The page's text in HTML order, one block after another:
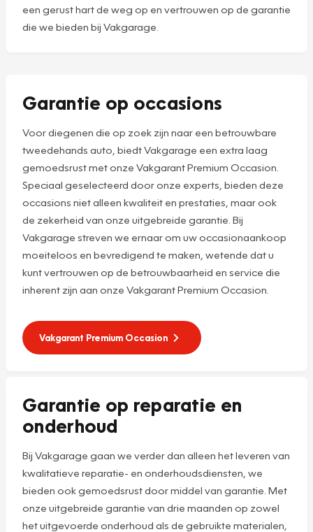
een gerust hart de weg op en vertrouwen op de garantie
die we bieden bij Vakgarage.
Garantie op occasions
Voor diegenen die op zoek zijn naar een betrouwbare
tweedehands auto, biedt Vakgarage een extra laag
gemoedsrust met onze Vakgarant Premium Occasion.
Speciaal geselecteerd door onze experts, bieden deze
occasions niet alleen kwaliteit en prestaties, maar ook
de zekerheid van onze uitgebreide garantie. Bij
Vakgarage streven we ernaar om uw occasionaankoop
moeiteloos en bevredigend te maken, wetende dat u
kunt vertrouwen op de betrouwbaarheid en service die
inherent zijn aan onze Vakgarant Premium Occasion.
Vakgarant Premium Occasion
Garantie op reparatie en
onderhoud
Bij Vakgarage gaan we verder dan alleen het leveren van
kwalitatieve reparatie- en onderhoudsdiensten, we
bieden ook gemoedsrust door middel van garantie. Met
onze uitgebreide garantie van drie maanden op zowel
het uitgevoerde onderhoud als de gebruikte materialen,